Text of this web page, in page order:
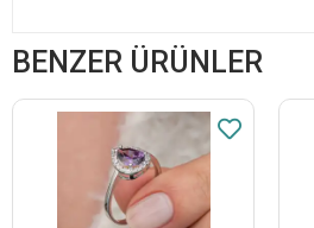
BENZER ÜRÜNLER